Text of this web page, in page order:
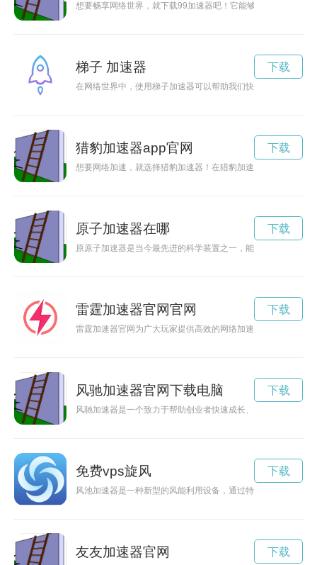
想要畅享网络世界，就下载99加速器吧！它能够有效提升网络
梯子 加速器
在网络世界中，使用梯子加速器可以帮助我们快速、安全地访
下载
猎豹加速器app官网
想要网络加速，就选择猎豹加速器！在猎豹加速器官网上，你
下载
原子加速器在哪
原原子加速器是当今最先进的科学装置之一，能够加速原子和
下载
雷霆加速器官网官网
雷霆加速器官网为广大玩家提供高效的网络加速服务，让玩家
下载
风驰加速器官网下载电脑
风驰加速器是一个致力于帮助创业者快速成长、获得资源支持
下载
免费vps旋风
风池加速器是一种新型的风能利用设备，通过特殊的设计和技
下载
友友加速器官网 下载